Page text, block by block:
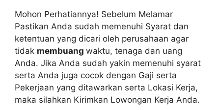
Mohon Perhatiannya! Sebelum Melamar
Pastikan Anda sudah memenuhi Syarat dan
ketentuan yang dicari oleh perusahaan agar
tidak membuang waktu, tenaga dan uang
Anda. Jika Anda sudah yakin memenuhi syarat
serta Anda juga cocok dengan Gaji serta
Pekerjaan yang ditawarkan serta Lokasi Kerja,
maka silahkan Kirimkan Lowongan Kerja Anda.